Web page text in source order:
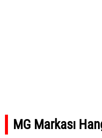
MG Markası